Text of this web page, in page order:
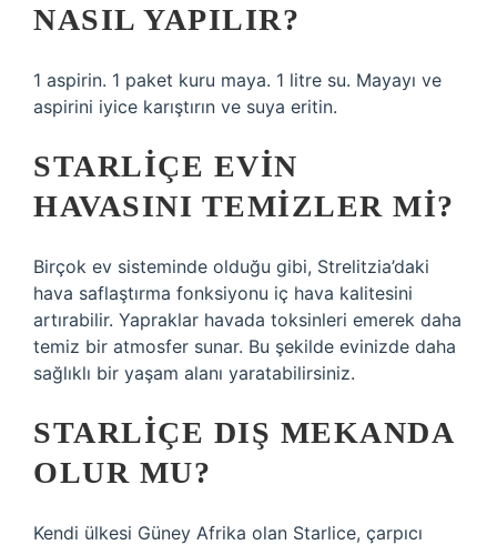
NASIL YAPILIR?
1 aspirin. 1 paket kuru maya. 1 litre su. Mayayı ve
aspirini iyice karıştırın ve suya eritin.
STARLIÇE EVIN
HAVASINI TEMIZLER MI?
Birçok ev sisteminde olduğu gibi, Strelitzia’daki
hava saflaştırma fonksiyonu iç hava kalitesini
artırabilir. Yapraklar havada toksinleri emerek daha
temiz bir atmosfer sunar. Bu şekilde evinizde daha
sağlıklı bir yaşam alanı yaratabilirsiniz.
STARLIÇE DIŞ MEKANDA
OLUR MU?
Kendi ülkesi Güney Afrika olan Starlice, çarpıcı